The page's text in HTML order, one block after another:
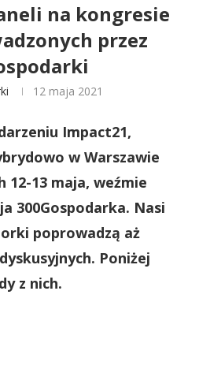
na kongresie
przez
12 maja 2021
Impact21,
w Warszawie
12-13 maja, weźmie
300Gospodarka. Nasi
poprowadzą aż
Poniżej
z nich.